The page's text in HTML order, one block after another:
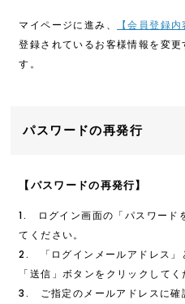
マイページに進み、 【会員登録内
登録されているお客様情報を変
す。
パスワードの再発行
【パスワードの再発行】
1. ログイン画面の「パスワード
てください。
2. 「ログインメールアドレス」
「送信」ボタンをクリックしてく
3. ご指定のメールアドレスに確